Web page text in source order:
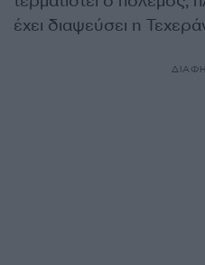
έχει διαψεύσει η